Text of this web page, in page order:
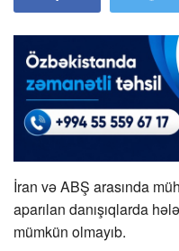
İran və ABŞ arasında
aparılan danışıqlarda
mümkün olmayıb.